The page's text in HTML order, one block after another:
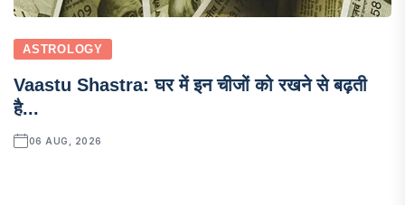
ASTROLOGY
Vaastu Shastra: घर में इन चीजों को रखने से बढ़ती
है...
06 AUG, 2026